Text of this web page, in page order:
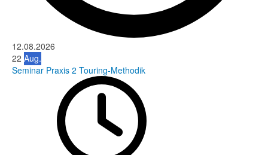
12.08.2026
22 Aug.
Seminar Praxis 2 Touring-Methodik